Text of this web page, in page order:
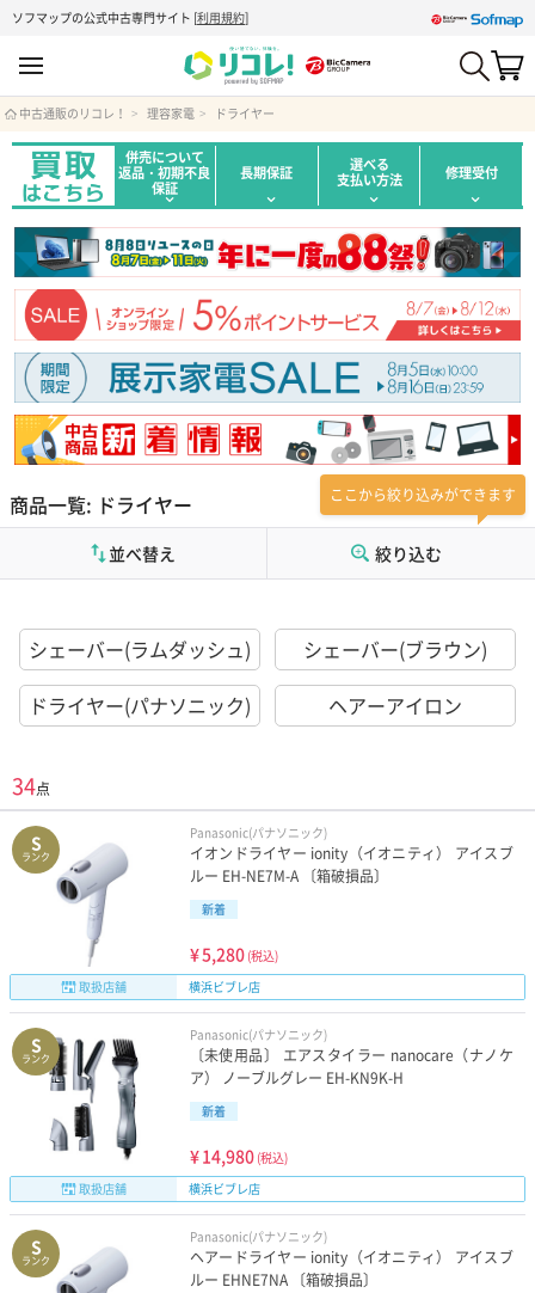
ソフマップの公式中古専門サイト [利用規約]
中古通販のリコレ！ 理容家電 ドライヤー
併売について
返品・初期不良
保証
長期保証 選べる
支払い方法 修理受付
商品一覧: ドライヤー ここから絞り込みができます
絞り込む
並べ替え
シェーバー(ラムダッシュ)
シェーバー(ブラウン)
ドライヤー(パナソニック)
ヘアーアイロン
34点
S
ランク
Panasonic(パナソニック)
イオンドライヤー ionity（イオニティ） アイスブ
ルー EH-NE7M-A 〔箱破損品〕
新着
¥5,280 (税込)
取扱店舗
横浜ビブレ店
S
ランク
Panasonic(パナソニック)
〔未使用品〕 エアスタイラー nanocare（ナノケ
ア） ノーブルグレー EH-KN9K-H
新着
¥14,980 (税込)
取扱店舗
横浜ビブレ店
S
ランク
Panasonic(パナソニック)
ヘアードライヤー ionity（イオニティ） アイスブ
ルー EHNE7NA 〔箱破損品〕